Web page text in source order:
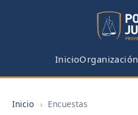
InicioOrganización
Inicio › Encuestas